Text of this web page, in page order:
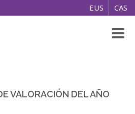
EUS CAS
VALORACIÓN DEL AÑO